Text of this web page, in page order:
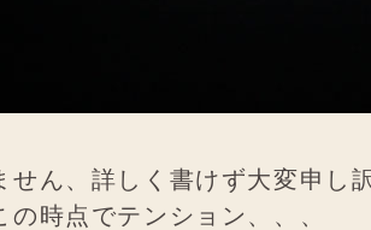
ん、詳しく書けず大変申し
の時点でテンション、、、